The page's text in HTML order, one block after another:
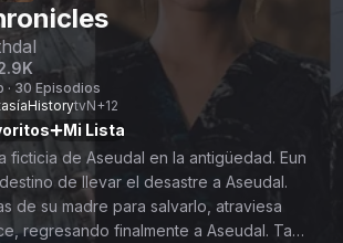
· 30 Episodios
HistorytvN+12
Mi Lista
ficticia de Aseudal en la antigüedad. Eun
de llevar el desastre a Aseudal.
de su madre para salvarlo, atraviesa
regresando finalmente a Aseudal. Ta